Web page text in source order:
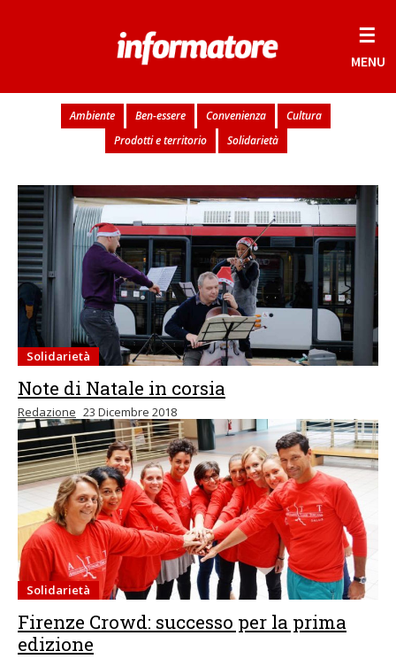
☰
MENU
Ambiente Ben-essere Convenienza
Cultura
Prodotti e territorio
Solidarietà
Solidarietà
Note di Natale in corsia
Redazione 23 Dicembre 2018
Solidarietà
Firenze Crowd: successo per la prima
edizione